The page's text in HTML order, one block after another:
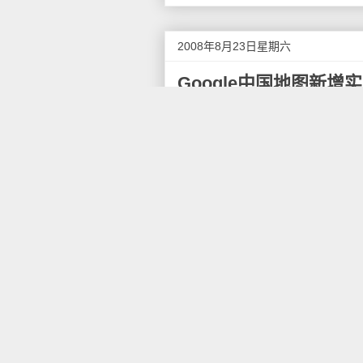
2008年8月23日星期六
Google中国地图新增